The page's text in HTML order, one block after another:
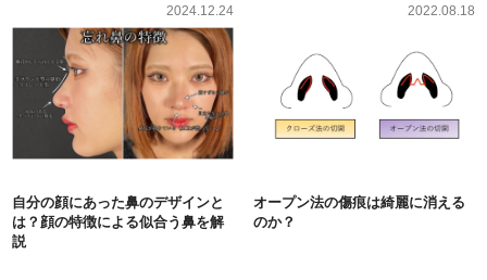
2024.12.24
自分の顔にあった鼻のデザインと
は？顔の特徴による似合う鼻を解
説
2022.08.18
オープン法の傷痕は綺麗に消える
のか？